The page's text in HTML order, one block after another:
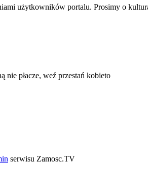
użytkowników portalu. Prosimy o
nie płacze, weź przestań kobieto
serwisu Zamosc.TV